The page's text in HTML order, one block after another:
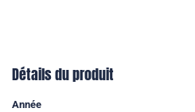
Détails du produit
Année